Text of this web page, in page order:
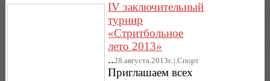
IV заключительный
турнир
«Стритбольное
лето 2013»
..28.августа.2013г..|.Спорт
Приглашаем всех